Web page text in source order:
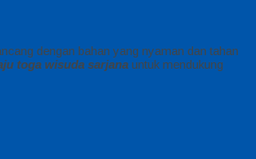
dengan bahan yang nyaman dan tahan
toga wisuda sarjana untuk mendukung